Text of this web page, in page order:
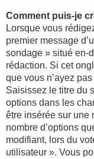
Comment puis-je
Lorsque vous
premier message
sondage » situé en-
rédaction. Si cet
que vous n’ayez
Saisissez le titre du
options dans les
être insérée sur une
nombre d’options
modifiant, lors du
utilisateur ». Vous